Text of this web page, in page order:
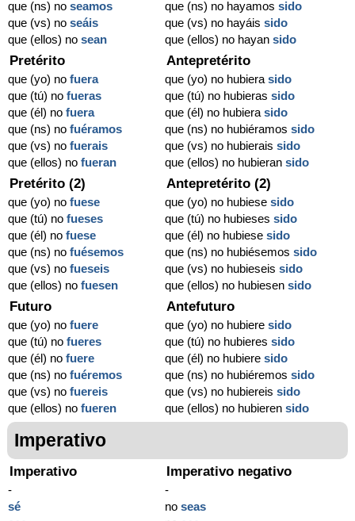
que (ns) no seamos
que (vs) no seáis
que (ellos) no sean
que (ns) no hayamossido
que (vs) no hayáissido
que (ellos) no hayansido
Pretérito
que (yo) no fuera
que (tú) no fueras
que (él) no fuera
que (ns) no fuéramos
que (vs) no fuerais
que (ellos) no fueran
Antepretérito
que (yo) no hubierasido
que (tú) no hubierassido
que (él) no hubierasido
que (ns) no hubiéramossido
que (vs) no hubieraissido
que (ellos) no hubieransido
Pretérito (2)
que (yo) no fuese
que (tú) no fueses
que (él) no fuese
que (ns) no fuésemos
que (vs) no fueseis
que (ellos) no fuesen
Antepretérito (2)
que (yo) no hubiesesido
que (tú) no hubiesessido
que (él) no hubiesesido
que (ns) no hubiésemossido
que (vs) no hubieseissido
que (ellos) no hubiesensido
Futuro
que (yo) no fuere
que (tú) no fueres
que (él) no fuere
que (ns) no fuéremos
que (vs) no fuereis
que (ellos) no fueren
Antefuturo
que (yo) no hubieresido
que (tú) no hubieressido
que (él) no hubieresido
que (ns) no hubiéremossido
que (vs) no hubiereissido
que (ellos) no hubierensido
Imperativo
Imperativo
-
sé
Imperativo negativo
-
noseas